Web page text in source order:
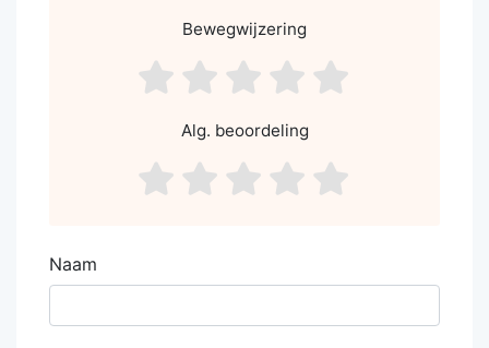
Bewegwijzering
asdf4
asdf3
asdf2
asdf1
Alg. beoordeling
asdf4
asdf3
asdf2
asdf1
Naam